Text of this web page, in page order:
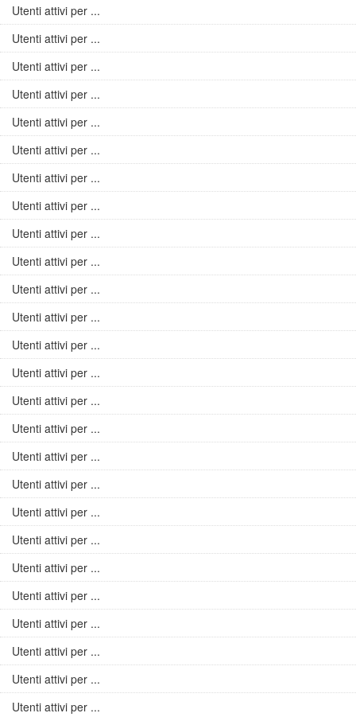
Utenti attivi per ...
Utenti attivi per ...
Utenti attivi per ...
Utenti attivi per ...
Utenti attivi per ...
Utenti attivi per ...
Utenti attivi per ...
Utenti attivi per ...
Utenti attivi per ...
Utenti attivi per ...
Utenti attivi per ...
Utenti attivi per ...
Utenti attivi per ...
Utenti attivi per ...
Utenti attivi per ...
Utenti attivi per ...
Utenti attivi per ...
Utenti attivi per ...
Utenti attivi per ...
Utenti attivi per ...
Utenti attivi per ...
Utenti attivi per ...
Utenti attivi per ...
Utenti attivi per ...
Utenti attivi per ...
Utenti attivi per ...